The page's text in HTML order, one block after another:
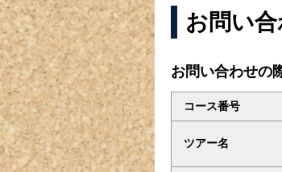
お問い
お問い合わせの
コース番号
ツアー名